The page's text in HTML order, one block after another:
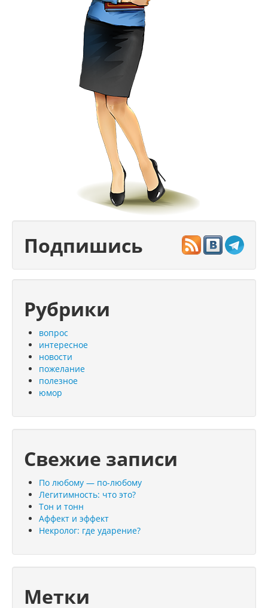
Подпишись
Рубрики
вопрос
интересное
новости
пожелание
полезное
юмор
Свежие записи
По любому — по-любому
Легитимность: что это?
Тон и тонн
Аффект и эффект
Некролог: где ударение?
Метки